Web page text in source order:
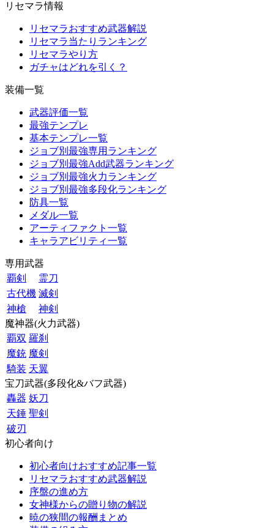
リセマラ情報
リセマラおすすめ武器解説
リセマラ当たりランキング
リセマラやり方
ガチャはどれを引く？
装備一覧
武器評価一覧
最強テンプレ
基本テンプレ一覧
ジョブ別最強専用ランキング
ジョブ別最強Add武器ランキング
ジョブ別最強火力ランキング
ジョブ別最強多段化ランキング
防具一覧
メダル一覧
アーティファクト一覧
キャラアビリティ一覧
専用武器
覇剣
霊刀
古代機 滅剣
神槍
神剣
魔神器(火力武器)
覇双 羅刹
魔銃 魔剣
騎装 天翼
宝刀武器(多段化&バフ武器)
轟器 妖刀
天錘 聖剣
破刃
初心者向け
初心者向けおすすめ記事一覧
リセマラおすすめ武器解説
序盤の進め方
女神様からの贈り物の解説
暁の狭間の報酬まとめ